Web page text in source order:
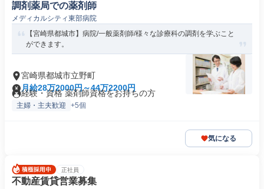
調剤薬局での薬剤師
メディカルシティ東部病院
【宮崎県都城市】病院/一般薬剤師/様々な診療科の調剤を学ぶこと
ができます。
宮崎県都城市立野町
月給28万2000円～44万2200円
経験・資格 薬剤師資格をお持ちの方
主婦・主夫歓迎 +5個
気になる
正社員
不動産賃貸営業募集